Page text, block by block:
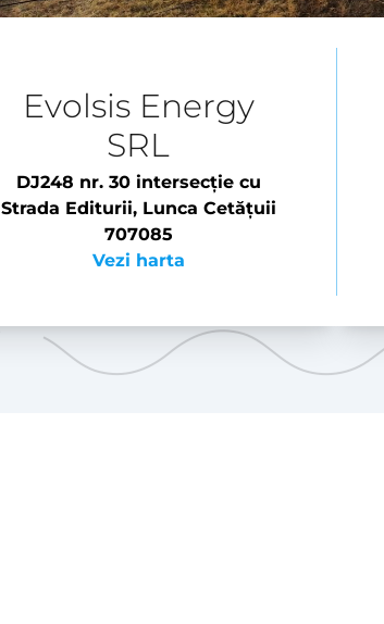
Evolsis Energy
SRL
DJ248 nr. 30 intersecție cu
Strada Editurii, Lunca Cetățuii
707085
Vezi harta